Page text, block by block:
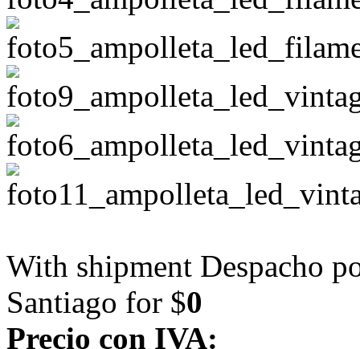
With shipment Despacho
Santiago for $0
Precio con IVA: